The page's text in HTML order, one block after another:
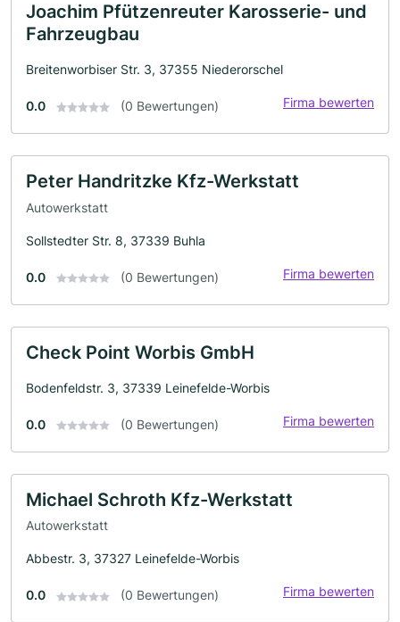
Joachim Pfützenreuter Karosserie- und
Fahrzeugbau
Breitenworbiser Str. 3, 37355 Niederorschel
0.0 (0 Bewertungen) Firma bewerten
Peter Handritzke Kfz-Werkstatt
Autowerkstatt
Sollstedter Str. 8, 37339 Buhla
0.0 (0 Bewertungen) Firma bewerten
Check Point Worbis GmbH
Bodenfeldstr. 3, 37339 Leinefelde-Worbis
0.0 (0 Bewertungen) Firma bewerten
Michael Schroth Kfz-Werkstatt
Autowerkstatt
Abbestr. 3, 37327 Leinefelde-Worbis
0.0 (0 Bewertungen) Firma bewerten